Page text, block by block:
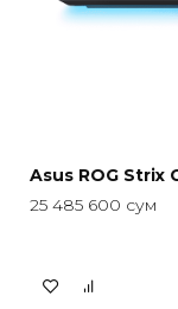
Asus ROG Strix
25 485 600 сум